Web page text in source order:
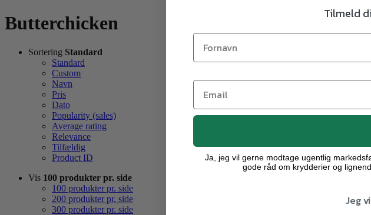
Butterchicken
Sortering Standard
Standard
Custom
Navn
Pris
Dato
Popularity (sales)
Average rating
Relevance
Tilfældig
Product ID
Vis 100 produkter pr. side
100 produkter pr. side
200 produkter pr. side
300 produkter pr. side
Tilmeld
Ja, jeg vil gerne modtage ugentlig
gode råd om krydderier og
Jeg